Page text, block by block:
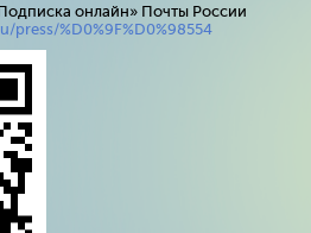
онлайн» Почты России
press/%D0%9F%D0%98554